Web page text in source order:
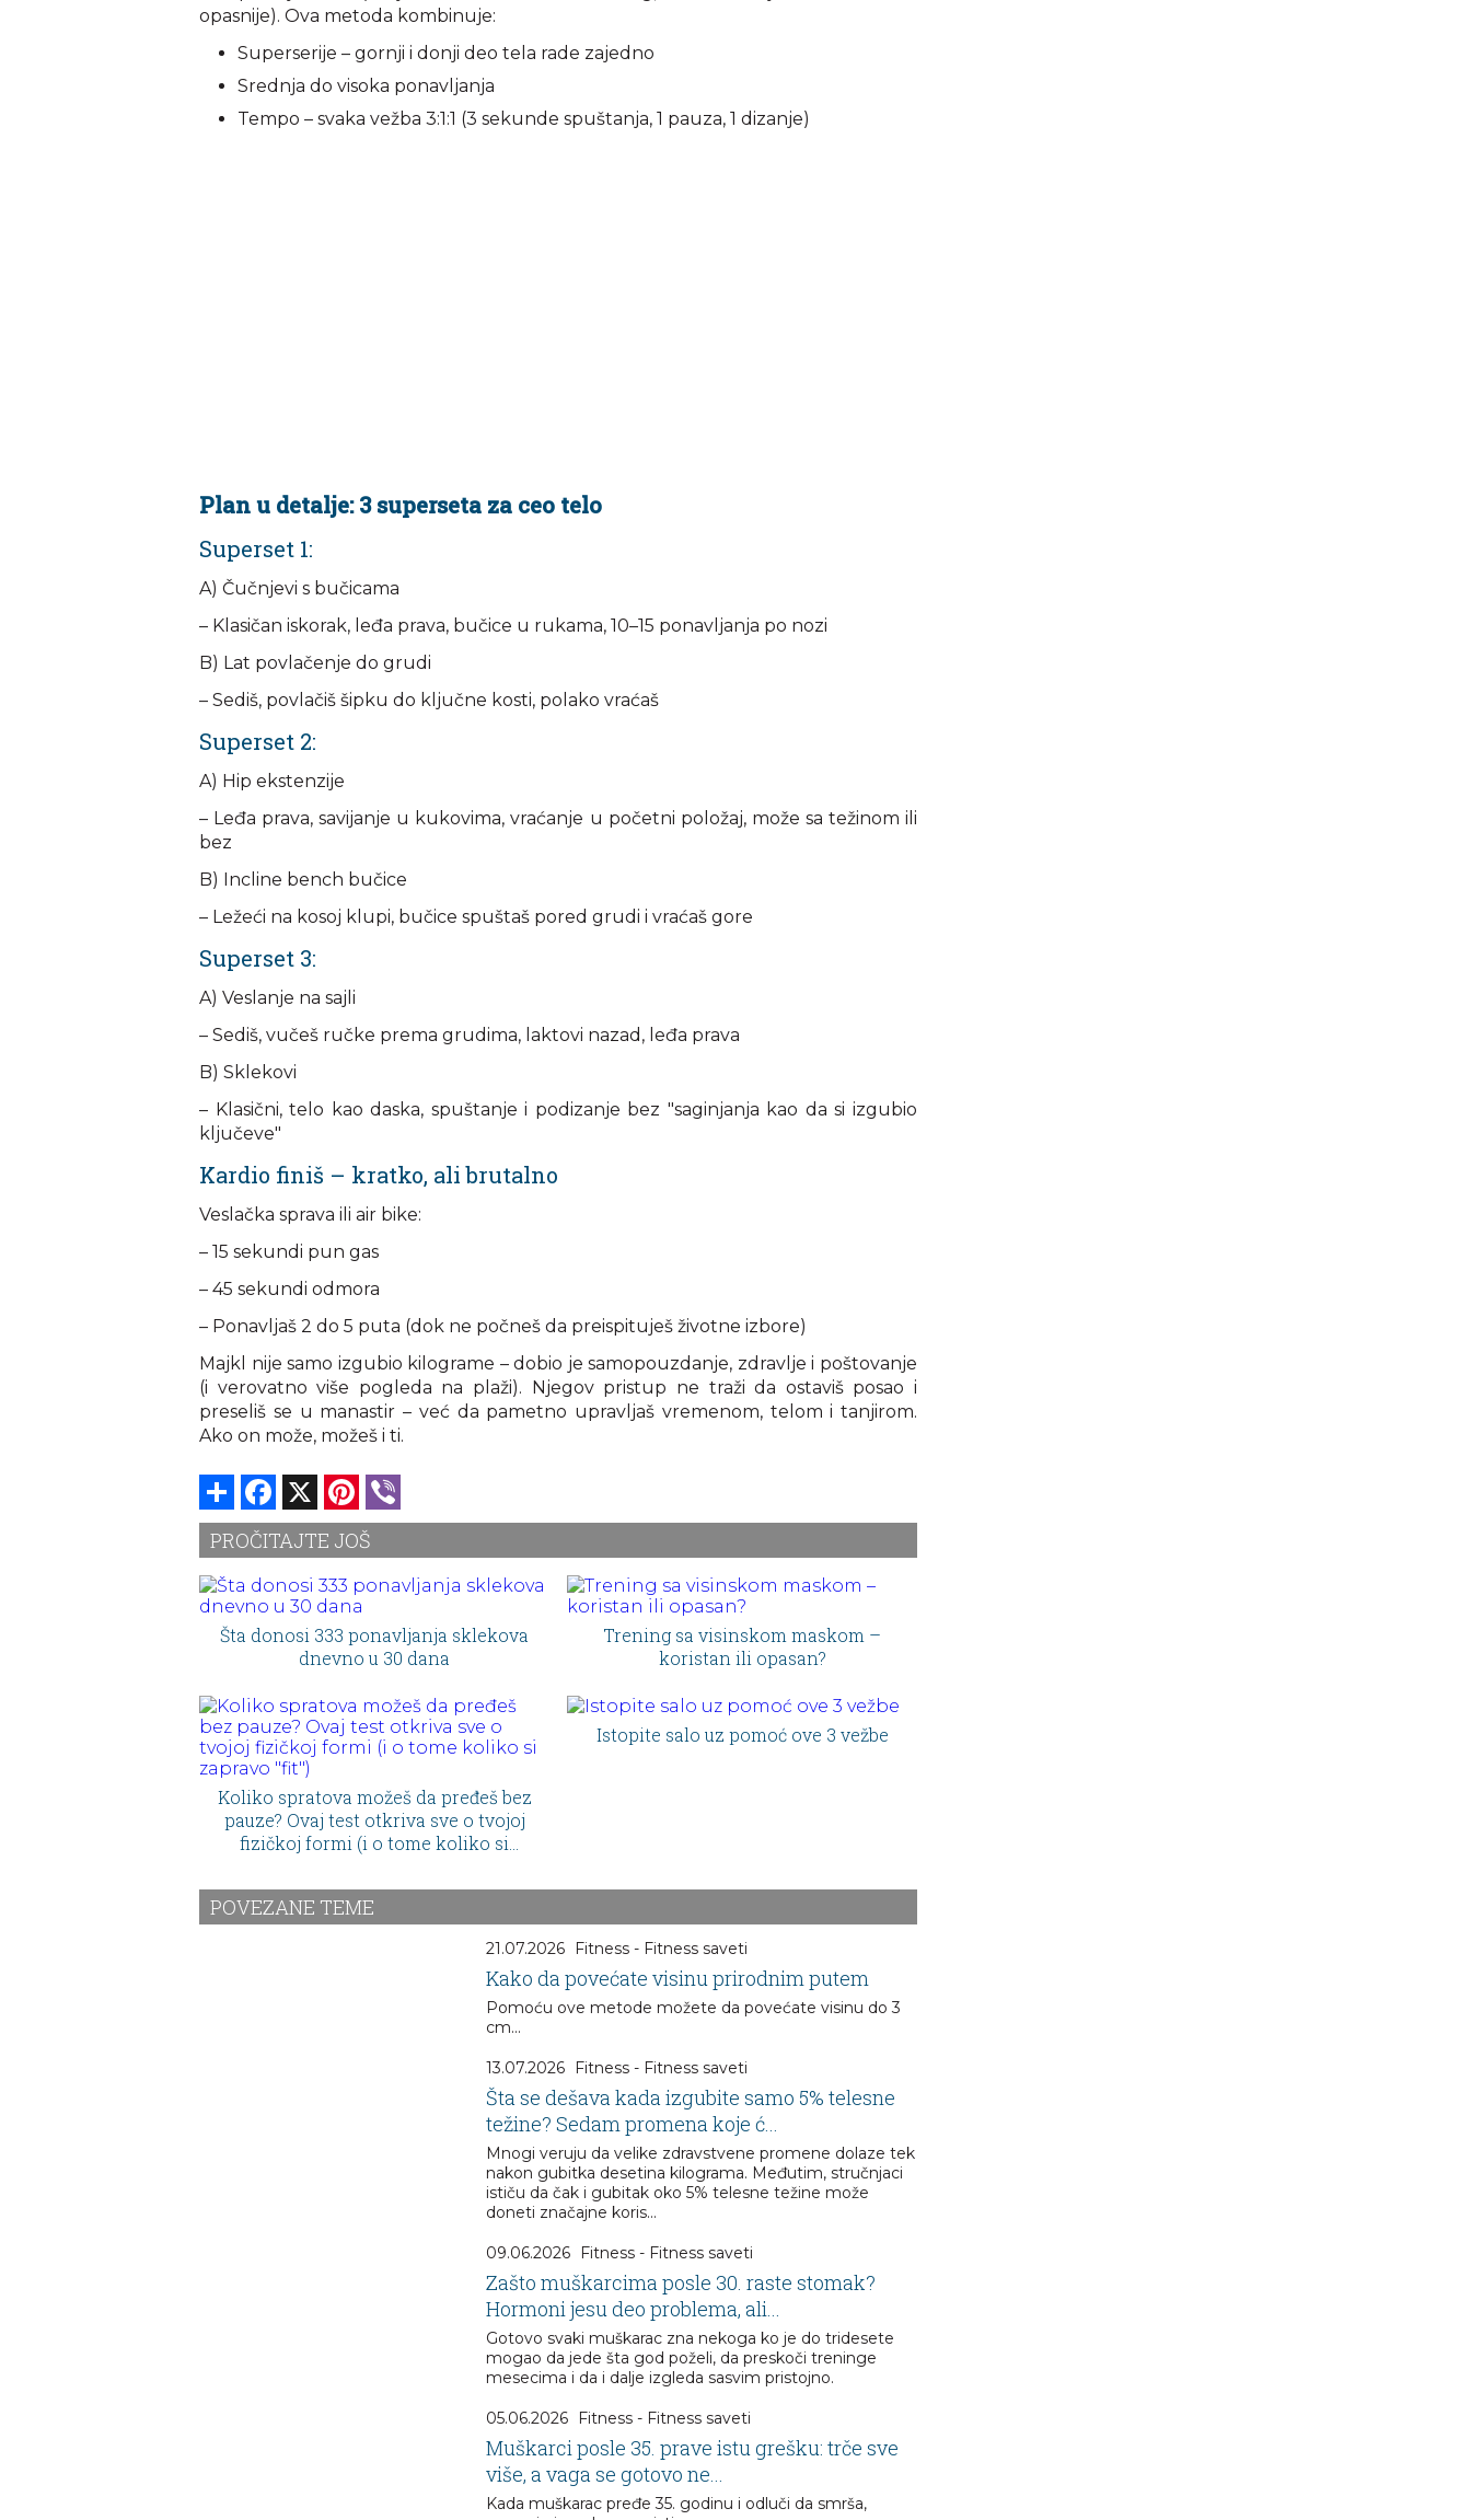
opasnije). Ova metoda kombinuje:
Superserije – gornji i donji deo tela rade zajedno
Srednja do visoka ponavljanja
Tempo – svaka vežba 3:1:1 (3 sekunde spuštanja, 1 pauza, 1 dizanje)
Plan u detalje: 3 superseta za ceo telo
Superset 1:
A) Čučnjevi s bučicama
– Klasičan iskorak, leđa prava, bučice u rukama, 10–15 ponavljanja po nozi
B) Lat povlačenje do grudi
– Sediš, povlačiš šipku do ključne kosti, polako vraćaš
Superset 2:
A) Hip ekstenzije
– Leđa prava, savijanje u kukovima, vraćanje u početni položaj, može sa težinom ili
bez
B) Incline bench bučice
– Ležeći na kosoj klupi, bučice spuštaš pored grudi i vraćaš gore
Superset 3:
A) Veslanje na sajli
– Sediš, vučeš ručke prema grudima, laktovi nazad, leđa prava
B) Sklekovi
– Klasični, telo kao daska, spuštanje i podizanje bez "saginjanja kao da si izgubio
ključeve"
Kardio finiš – kratko, ali brutalno
Veslačka sprava ili air bike:
– 15 sekundi pun gas
– 45 sekundi odmora
– Ponavljaš 2 do 5 puta (dok ne počneš da preispituješ životne izbore)
Majkl nije samo izgubio kilograme – dobio je samopouzdanje, zdravlje i poštovanje
(i verovatno više pogleda na plaži). Njegov pristup ne traži da ostaviš posao i
preseliš se u manastir – već da pametno upravljaš vremenom, telom i tanjirom.
Ako on može, možeš i ti.
Share Facebook Pinterest
PROČITAJTE JOŠ
Šta donosi 333 ponavljanja sklekova
dnevno u 30 dana
Trening sa visinskom maskom –
koristan ili opasan?
Koliko spratova možeš da pređeš bez
pauze? Ovaj test otkriva sve o tvojoj
fizičkoj formi (i o tome koliko si
Istopite salo uz pomoć ove 3 vežbe
POVEZANE TEME
21.07.2026 Fitness - Fitness saveti
Kako da povećate visinu prirodnim putem
Pomoću ove metode možete da povećate visinu do 3
cm...
13.07.2026 Fitness - Fitness saveti
Šta se dešava kada izgubite samo 5% telesne
težine? Sedam promena koje ć...
Mnogi veruju da velike zdravstvene promene dolaze tek
nakon gubitka desetina kilograma. Međutim, stručnjaci
ističu da čak i gubitak oko 5% telesne težine može
doneti značajne koris...
09.06.2026 Fitness - Fitness saveti
Zašto muškarcima posle 30. raste stomak?
Hormoni jesu deo problema, ali...
Gotovo svaki muškarac zna nekoga ko je do tridesete
mogao da jede šta god poželi, da preskoči treninge
mesecima i da i dalje izgleda sasvim pristojno.
05.06.2026 Fitness - Fitness saveti
Muškarci posle 35. prave istu grešku: trče sve
više, a vaga se gotovo ne...
Kada muškarac pređe 35. godinu i odluči da smrša,